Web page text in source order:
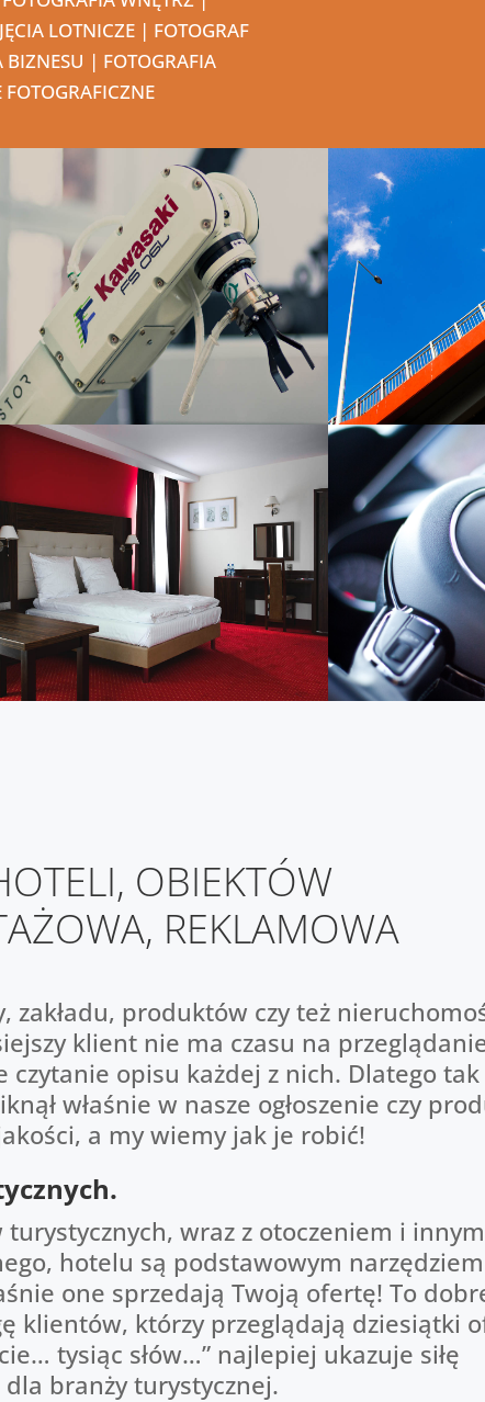
LOTNICZE | FOTOGRAF
BIZNESU | FOTOGRAFIA
OBIEKTÓW
REKLAMOWA
zakładu, produktów czy też
klient nie ma czasu na
czytanie opisu każdej z nich. Dlatego tak
właśnie w nasze ogłoszenie czy
a my wiemy jak je robić!
wraz z otoczeniem i
hotelu są podstawowym narzędziem
one sprzedają Twoją ofertę! To
klientów, którzy przeglądają dziesiątki
tysiąc słów…” najlepiej ukazuje siłę
branży turystycznej.